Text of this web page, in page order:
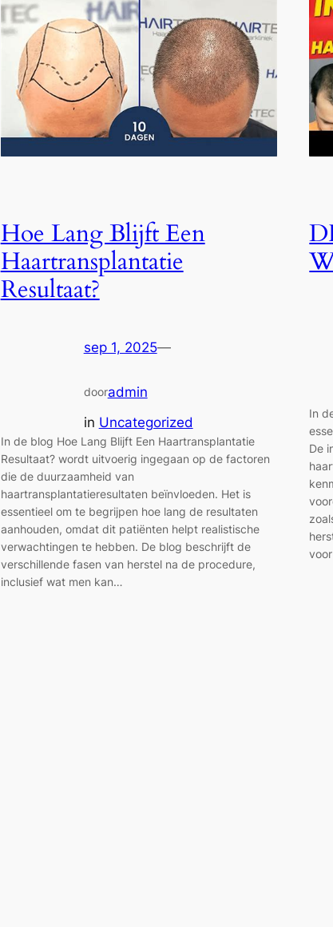
Hoe Lang Blijft Een
Haartransplantatie
Resultaat?
sep 1, 2025—
dooradmin
in Uncategorized
In de blog Hoe Lang Blijft Een Haartransplantatie
Resultaat? wordt uitvoerig ingegaan op de factoren
die de duurzaamheid van
haartransplantatieresultaten beïnvloeden. Het is
essentieel om te begrijpen hoe lang de resultaten
aanhouden, omdat dit patiënten helpt realistische
verwachtingen te hebben. De blog beschrijft de
verschillende fasen van herstel na de procedure,
inclusief wat men kan…
In
De